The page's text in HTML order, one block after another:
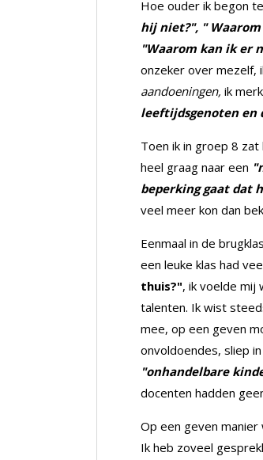
Hoe ouder ik begon
hij niet?", "
"Waarom kan ik er
onzeker over mezelf,
aandoeningen, ik
leeftijdsgenoten en
Toen ik in groep 8
heel graag naar een
beperking gaat dat
veel meer kon dan
Eenmaal in de
een leuke klas had
thuis?", ik voelde mij
talenten. Ik wist
mee, op een geven
onvoldoendes, sliep
"onhandelbare
docenten hadden
Op een geven
Ik heb zoveel